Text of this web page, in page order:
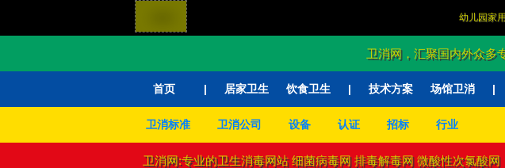
幼儿园家
卫消网，汇聚国内外众多
首页 | 居家卫生 饮食卫生 | 技术方案 场馆卫消 |
卫消标准 卫消公司 设备 认证 招标 行业
卫消网:专业的卫生消毒网站细菌病毒网 排毒解毒网 微酸性次氯酸网